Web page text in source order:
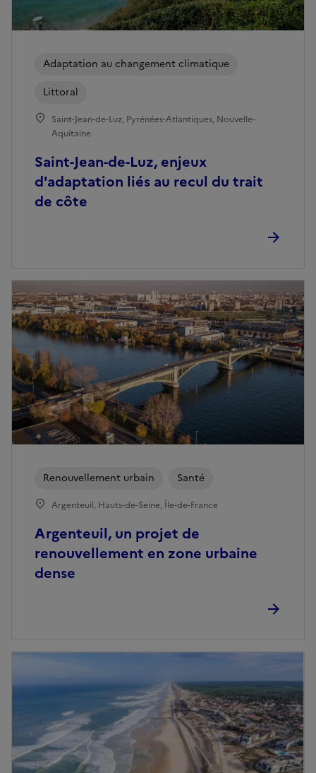
Saint-Jean-de-Luz, enjeux
d'adaptation liés au recul du trait
de côte
Adaptation au changement climatique
Littoral
Saint-Jean-de-Luz, Pyrénées-Atlantiques, Nouvelle-
Aquitaine
Argenteuil, un projet de
renouvellement en zone urbaine
dense
Renouvellement urbain Santé
Argenteuil, Hauts-de-Seine, Île-de-France